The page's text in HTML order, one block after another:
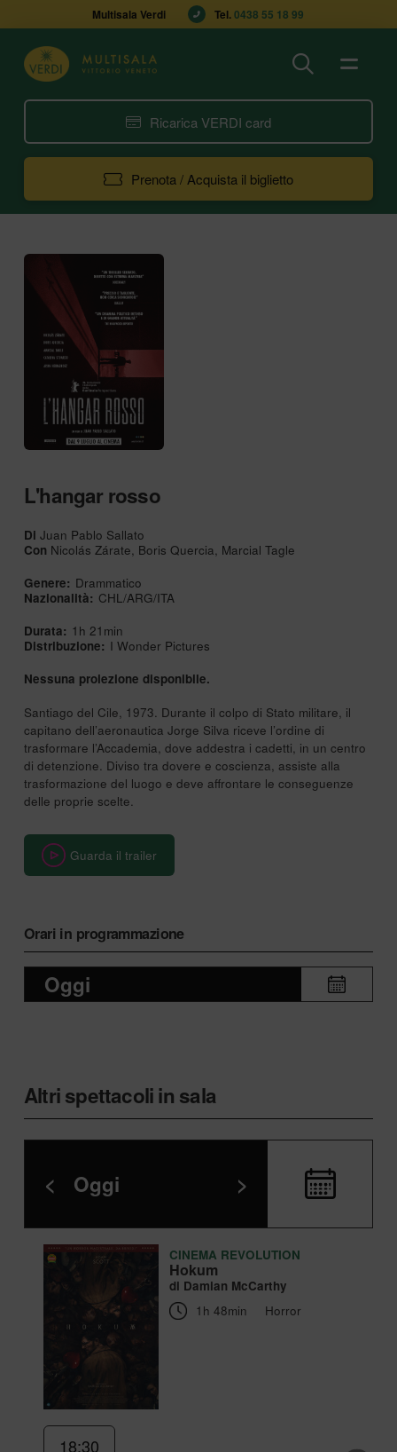
Multisala Verdi Tel. 0438 55 18 99
Ricarica VERDI card
Prenota / Acquista il biglietto
L'hangar rosso
Di Juan Pablo Sallato
Con Nicolás Zárate, Boris Quercia, Marcial Tagle
Genere: Drammatico
Nazionalità: CHL/ARG/ITA
Durata: 1h 21min
Distribuzione: I Wonder Pictures
Nessuna proiezione disponibile.
Santiago del Cile, 1973. Durante il colpo di Stato militare, il
capitano dell’aeronautica Jorge Silva riceve l’ordine di
trasformare l’Accademia, dove addestra i cadetti, in un centro
di detenzione. Diviso tra dovere e coscienza, assiste alla
trasformazione del luogo e deve affrontare le conseguenze
delle proprie scelte.
Guarda il trailer
Orari in programmazione
Oggi
Altri spettacoli in sala
< Oggi >
CINEMA REVOLUTION
Hokum
di Damian McCarthy
1h 48min
Horror
18:30